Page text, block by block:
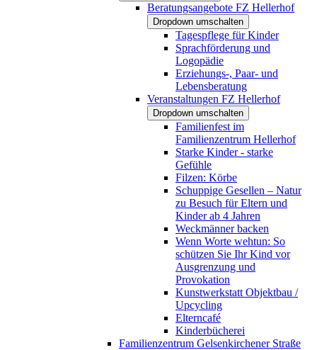
Beratungsangebote FZ Hellerhof
Dropdown umschalten
Tagespflege für Kinder
Sprachförderung und
Logopädie
Erziehungs-, Paar- und
Lebensberatung
Veranstaltungen FZ Hellerhof
Dropdown umschalten
Familienfest im
Familienzentrum Hellerhof
Starke Kinder - starke
Gefühle
Filzen: Körbe
Schuppige Gesellen – Natur
zu Besuch für Eltern und
Kinder ab 4 Jahren
Weckmänner backen
Wenn Worte wehtun: So
schützen Sie Ihr Kind vor
Ausgrenzung und
Provokation
Kunstwerkstatt Objektbau /
Upcycling
Elterncafé
Kinderbücherei
Familienzentrum Gelsenkirchener Straße